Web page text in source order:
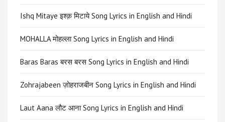
Ishq Mitaye इश्क़ मिटाये Song Lyrics in English and Hindi
MOHALLA मोहल्ला Song Lyrics in English and Hindi
Baras Baras बरस बरस Song Lyrics in English and Hindi
Zohrajabeen ज़ोहराजबीन Song Lyrics in English and Hindi
Laut Aana लौट आना Song Lyrics in English and Hindi